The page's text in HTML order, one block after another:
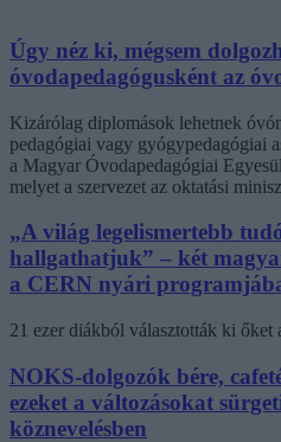
Úgy néz ki, mégsem
óvodapedagógusként az
Kizárólag diplomások lehetnek
pedagógiai vagy gyógypedagógiai
a Magyar Óvodapedagógiai
melyet a szervezet az oktatási
„A világ legelismertebb
hallgathatjuk” – két
a CERN nyári
21 ezer diákból választották ki őket
NOKS-dolgozók bére,
ezeket a változásokat
köznevelésben